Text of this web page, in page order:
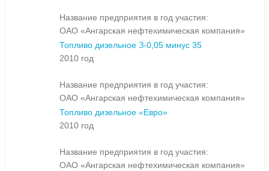
Название предприятия в год участия:
ОАО «Ангарская нефтехимическая компания»
Топливо дизельное З-0,05 минус 35
2010 год
Название предприятия в год участия:
ОАО «Ангарская нефтехимическая компания»
Топливо дизельное «Евро»
2010 год
Название предприятия в год участия:
ОАО «Ангарская нефтехимическая компания»